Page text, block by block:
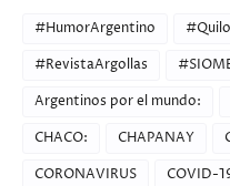
#HumorArgentino
#RevistaArgollas
Argentinos por el mundo:
CHACO:
CHAPANAY
CORONAVIRUS
COVID-